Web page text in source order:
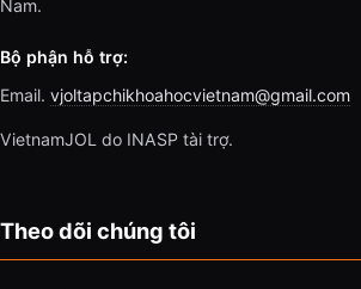
Nam.
Bộ phận hỗ trợ:
Email. vjoltapchikhoahocvietnam@gmail.com
VietnamJOL do INASP tài trợ.
Theo dõi chúng tôi